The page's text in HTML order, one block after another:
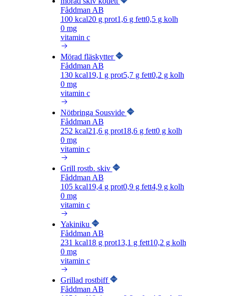
Fåddman AB
100kcal20g prot1,6g fett0,5g kolh
0 mg
vitamin c
Mörad fläskytter
Fåddman AB
130kcal19,1 g prot5,7g fett0,2 g kolh
0 mg
vitamin c
Nötbringa Sousvide
Fåddman AB
252 kcal21,6g prot18,6g fett0g kolh
0 mg
vitamin c
Grill rostb. skiv
Fåddman AB
105kcal19,4g prot0,9g fett4,9g kolh
0 mg
vitamin c
Yakiniku
Fåddman AB
231 kcal18g prot13,1 g fett10,2 g kolh
0 mg
vitamin c
Grillad rostbiff
Fåddman AB